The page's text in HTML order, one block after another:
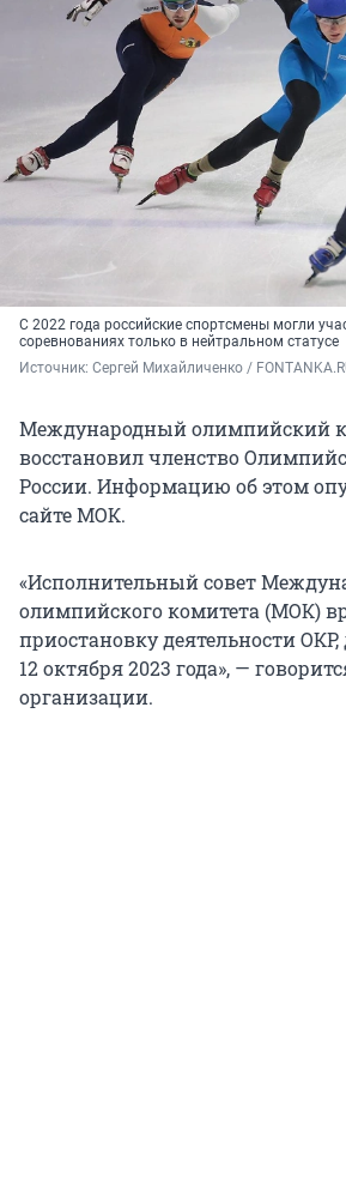
С 2022 года российские спортсмены могли
соревнованиях только в нейтральном статусе
Источник: Сергей Михайличенко /
Международный олимпийский
восстановил членство
России. Информацию об этом
сайте МОК.
«Исполнительный совет
олимпийского комитета (МОК)
приостановку деятельности
12 октября 2023 года», —
организации.